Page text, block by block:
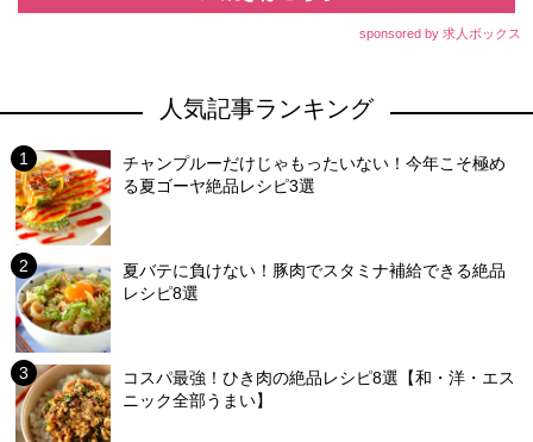
sponsored by 求人ボックス
人気記事ランキング
チャンプルーだけじゃもったいない！今年こそ極め
る夏ゴーヤ絶品レシピ3選
夏バテに負けない！豚肉でスタミナ補給できる絶品
レシピ8選
コスパ最強！ひき肉の絶品レシピ8選【和・洋・エス
ニック全部うまい】